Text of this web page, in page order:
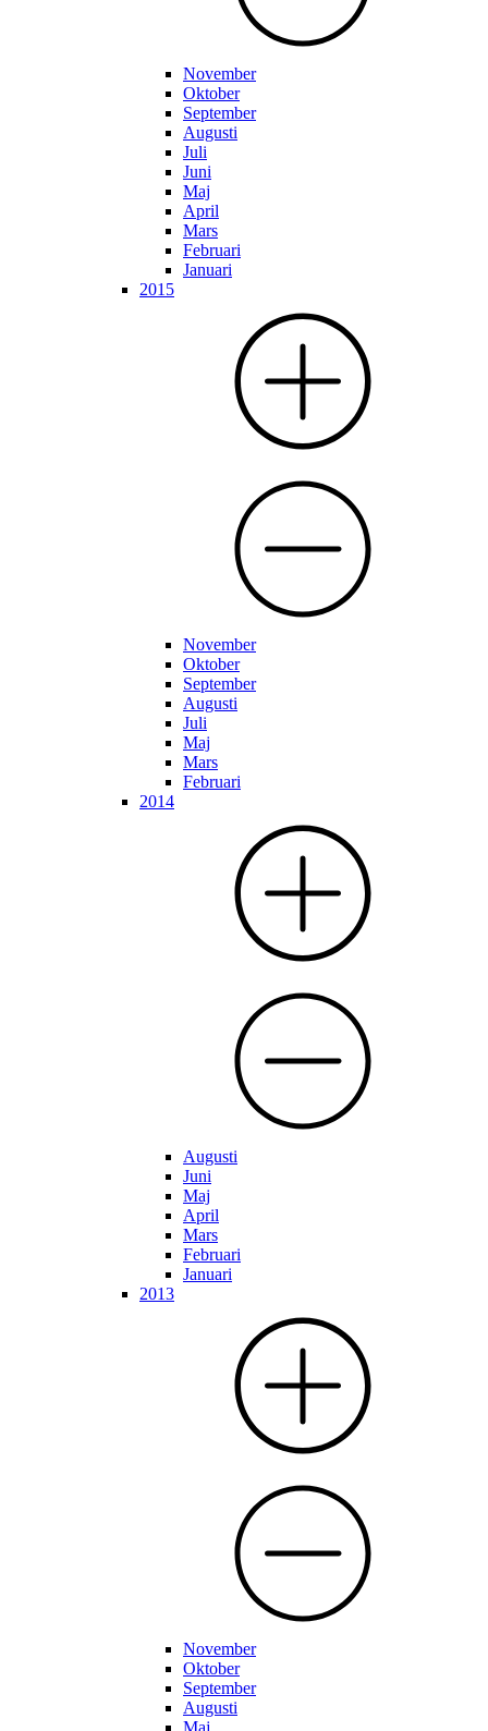
November
Oktober
September
Augusti
Juli
Juni
Maj
April
Mars
Februari
Januari
2015
November
Oktober
September
Augusti
Juli
Maj
Mars
Februari
2014
Augusti
Juni
Maj
April
Mars
Februari
Januari
2013
November
Oktober
September
Augusti
Maj